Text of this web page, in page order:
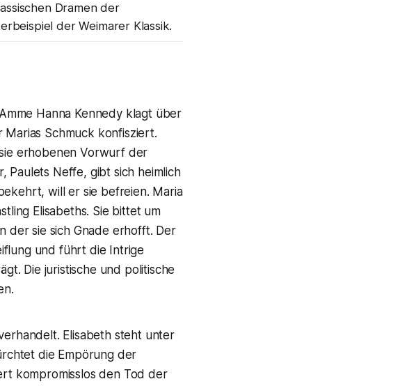
Dramen der
der Weimarer Klassik.
Hanna Kennedy klagt über
Schmuck konfisziert.
erhobenen Vorwurf der
Paulets Neffe, gibt sich heimlich
will er sie befreien. Maria
Elisabeths. Sie bittet um
der sie sich Gnade erhofft. Der
und führt die Intrige
Die juristische und politische
Elisabeth steht unter
die Empörung der
kompromisslos den Tod der